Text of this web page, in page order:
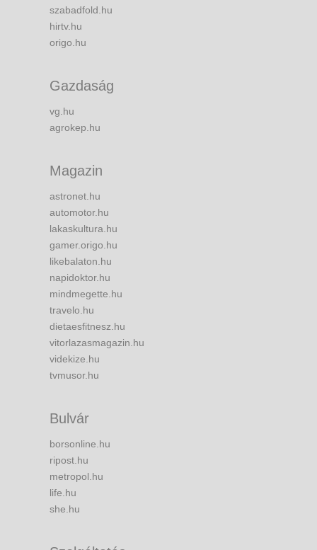
szabadfold.hu
hirtv.hu
origo.hu
Gazdaság
vg.hu
agrokep.hu
Magazin
astronet.hu
automotor.hu
lakaskultura.hu
gamer.origo.hu
likebalaton.hu
napidoktor.hu
mindmegette.hu
travelo.hu
dietaesfitnesz.hu
vitorlazasmagazin.hu
videkize.hu
tvmusor.hu
Bulvár
borsonline.hu
ripost.hu
metropol.hu
life.hu
she.hu